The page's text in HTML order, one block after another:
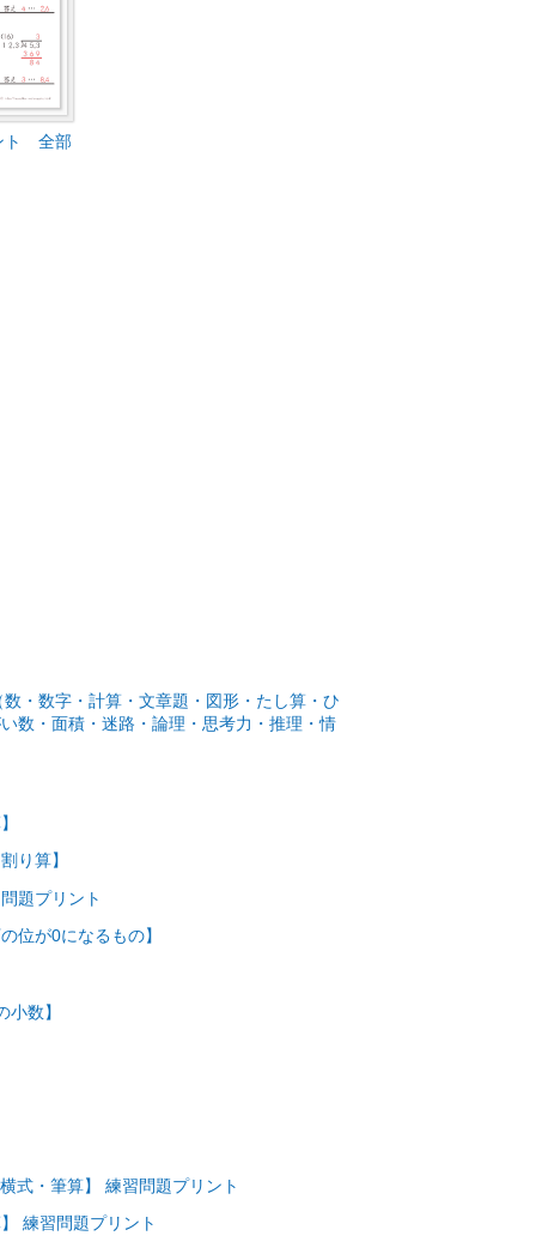
ト 全部
・数字・計算・文章題・図形・たし算・ひ
数・面積・迷路・論理・思考力・推理・情
り算】
題プリント
位が0になるもの】
数】
式・筆算】 練習問題プリント
練習問題プリント